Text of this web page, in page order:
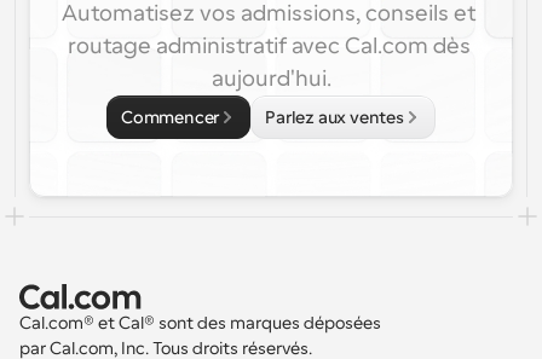
Automatisez vos admissions, conseils et
routage administratif avec Cal.com dès
aujourd'hui.
Commencer Parlez aux ventes
Cal.com® et Cal® sont des marques déposées
par Cal.com, Inc. Tous droits réservés.